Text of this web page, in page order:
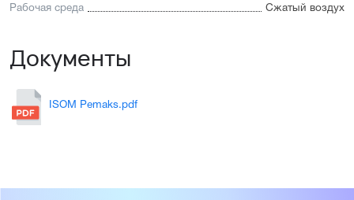
Рабочая среда Сжатый воздух
Документы
ISOM Pemaks.pdf